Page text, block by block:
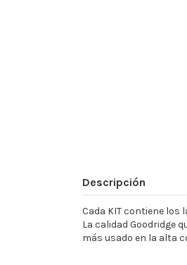
Descripción
Cada KIT contiene
La calidad Goodridge
más usado en la alta